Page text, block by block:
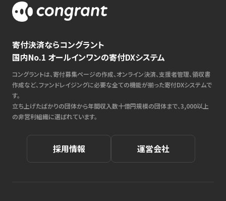
寄付決済ならコングラント
国内No.1 オールインワンの寄付DXシステム
コングラントは、寄付募集ページの作成、オンライン決済、支援者管理、領収書
作成など、ファンドレイジングに必要な全ての機能が揃った寄付DXシステムで
す。
立ち上げたばかりの団体から年間収入数十億円規模の団体まで、3,000以上
の非営利組織に選ばれています。
採用情報 運営会社